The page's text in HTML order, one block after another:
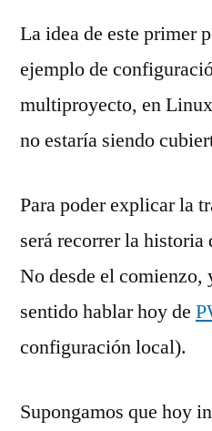
La idea de este primer
ejemplo de
multiproyecto, en
no estaría siendo
Para poder explicar la
será recorrer la
No desde el comienzo,
sentido hablar hoy de
configuración local).
Supongamos que hoy